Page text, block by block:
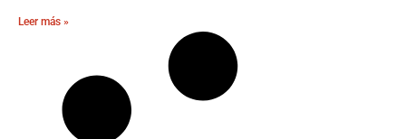
Leer más »